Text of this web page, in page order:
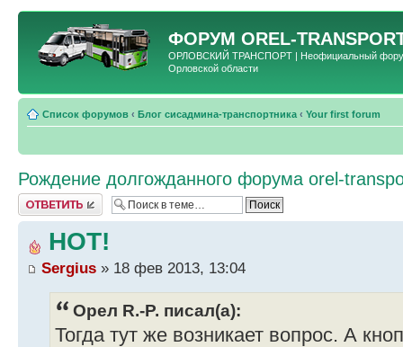
ФОРУМ OREL-
ОРЛОВСКИЙ ТРАНСПОРТ | Неофициальный форум
Орловской области
Список форумов ‹ Блог сисадмина-транспортника ‹ Your first forum
Рождение долгожданного форума orel-
Ответить
HOT!
Sergius » 18 фев 2013, 13:04
Орел R.-P. писал(а):
Тогда тут же возникает вопрос. А